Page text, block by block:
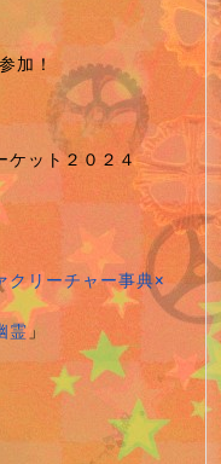
加！
ケット２０２４
リーチャー事典×
霊」